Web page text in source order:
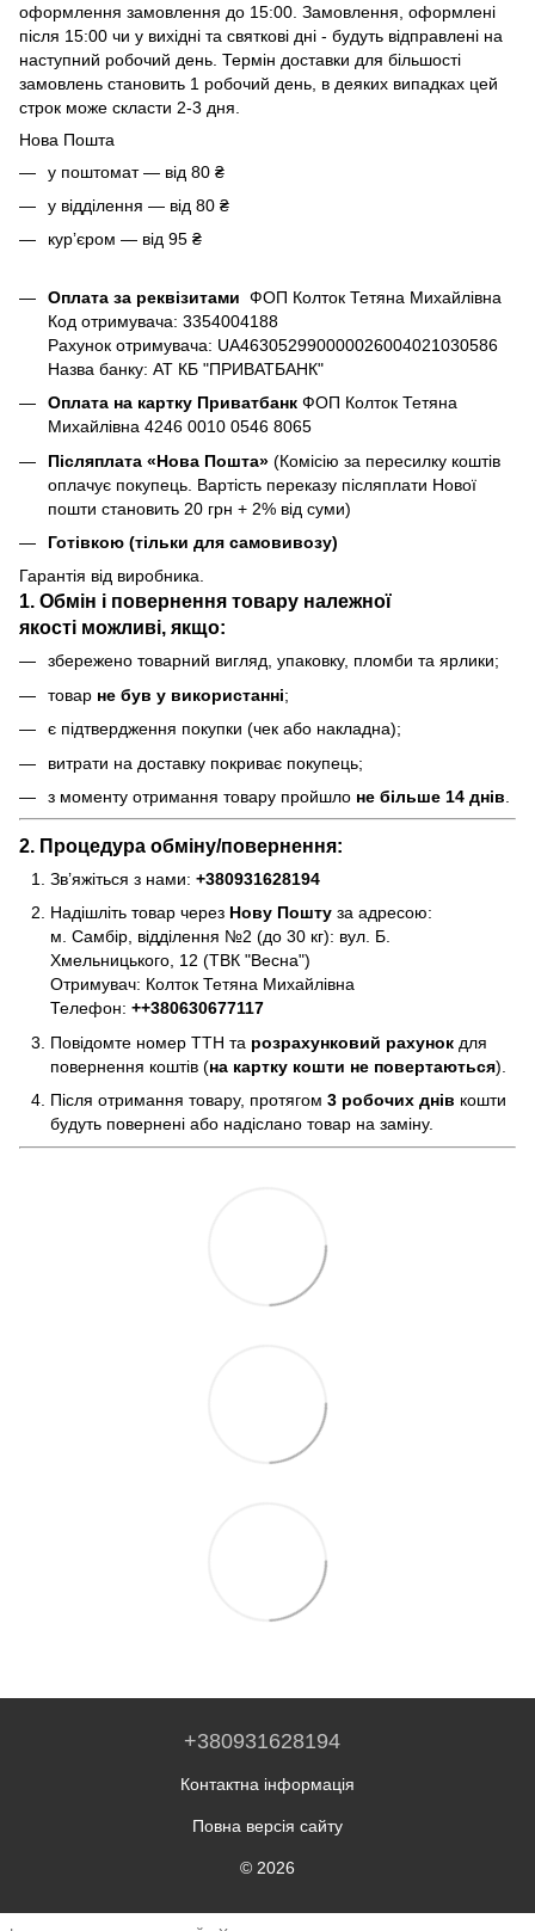
оформлення замовлення до 15:00. Замовлення, оформлені
після 15:00 чи у вихідні та святкові дні - будуть відправлені на
наступний робочий день. Термін доставки для більшості
замовлень становить 1 робочий день, в деяких випадках цей
строк може скласти 2-3 дня.
Нова Пошта
у поштомат — від 80 ₴
у відділення — від 80 ₴
курʼєром — від 95 ₴
Оплата за реквізитами ФОП Колток Тетяна Михайлівна
Код отримувача: 3354004188
Рахунок отримувача: UA463052990000026004021030586
Назва банку: АТ КБ "ПРИВАТБАНК"
Оплата на картку Приватбанк ФОП Колток Тетяна
Михайлівна 4246 0010 0546 8065
Післяплата «Нова Пошта» (Комісію за пересилку коштів
оплачує покупець. Вартість переказу післяплати Нової
пошти становить 20 грн + 2% від суми)
Готівкою (тільки для самовивозу)
Гарантія від виробника.
1. Обмін і повернення товару належної
якості можливі, якщо:
збережено товарний вигляд, упаковку, пломби та ярлики;
товар не був у використанні;
є підтвердження покупки (чек або накладна);
витрати на доставку покриває покупець;
з моменту отримання товару пройшло не більше 14 днів
2. Процедура обміну/повернення:
Зв’яжіться з нами: +380931628194
Надішліть товар через Нову Пошту за адресою:
м. Самбір, відділення №2 (до 30 кг): вул. Б.
Хмельницького, 12 (ТВК "Весна")
Отримувач: Колток Тетяна Михайлівна
Телефон: ++380630677117
Повідомте номер ТТН та розрахунковий рахунок для
повернення коштів (на картку кошти не повертаються).
Після отримання товару, протягом 3 робочих днів кошти
будуть повернені або надіслано товар на заміну.
+380931628194
Контактна інформація
Повна версія сайту
© 2026